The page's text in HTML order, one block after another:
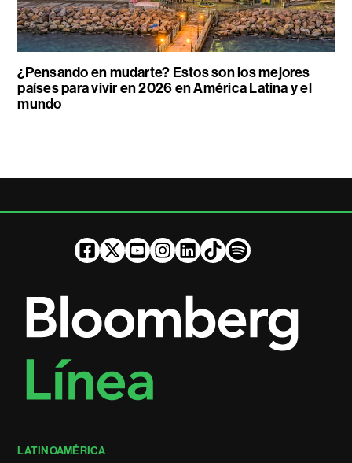
¿Pensando en mudarte? Estos son los mejores
países para vivir en 2026 en América Latina y el
mundo
LATINOAMÉRICA